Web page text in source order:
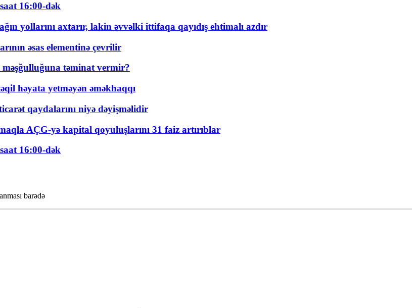
16:00-dək
yollarını axtarır, lakin əvvəlki ittifaqa qayıdış ehtimalı azdır
əsas elementinə çevrilir
təminat vermir?
həyata yetməyən əməkhaqqı
qaydalarını niyə dəyişməlidir
AÇG-yə kapital qoyuluşlarını 31 faiz artırıblar
16:00-dək
barədə